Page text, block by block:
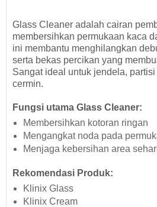
Glass Cleaner adalah cairan
membersihkan permukaan kaca
ini membantu menghilangkan
serta bekas percikan yang
Sangat ideal untuk jendela,
cermin.
Fungsi utama Glass Cleaner:
Membersihkan kotoran ringan
Mengangkat noda pada
Menjaga kebersihan area
Rekomendasi Produk:
Klinix Glass
Klinix Cream